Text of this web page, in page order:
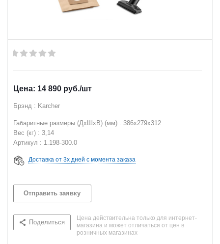
14 890 руб./шт
Брэнд : Karcher
Габаритные размеры (ДхШхВ) (мм) : 386х279х312
Вес (кг) : 3,14
Артикул : 1.198-300.0
Доставка от 3х дней с момента заказа
Отправить заявку
Поделиться
Цена действительна только для интернет-
магазина и может отличаться от цен в
розничных магазинах